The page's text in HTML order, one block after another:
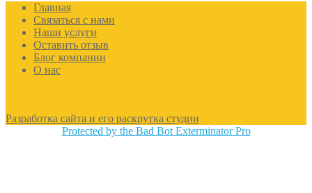
Главная
Связаться с нами
Наши услуги
Оставить отзыв
Блог компании
О нас
Разработка сайта и его раскрутка студии
Protected by the Bad Bot Exterminator Pro